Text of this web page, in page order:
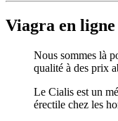
Viagra en
Nous sommes là
qualité à des prix
Le Cialis est un
érectile chez les